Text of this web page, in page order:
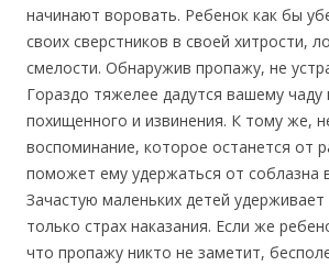
начинают воровать. Ребенок как бы
своих сверстников в своей хитрости,
смелости. Обнаружив пропажу, не
Гораздо тяжелее дадутся вашему
похищенного и извинения. К тому же,
воспоминание, которое останется от
поможет ему удержаться от соблазна
Зачастую маленьких детей
только страх наказания. Если же
что пропажу никто не заметит,